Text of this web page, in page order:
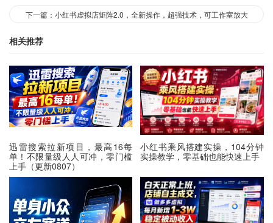
下一篇：小红书虚拟店矩阵2.0，全新操作，超强技术，可工作室放大
相关推荐
迅雷搜索拉新项目，最高16每
单！不限量级人人可冲，零门槛
上手（更新0807）
小红书乘风搭建实操，104分钟
实操教学，零基础也能快速上手